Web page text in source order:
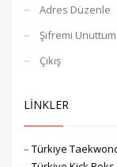
Adres Düzenle
Şifremi Unuttum
Çıkış
LİNKLER
– Türkiye